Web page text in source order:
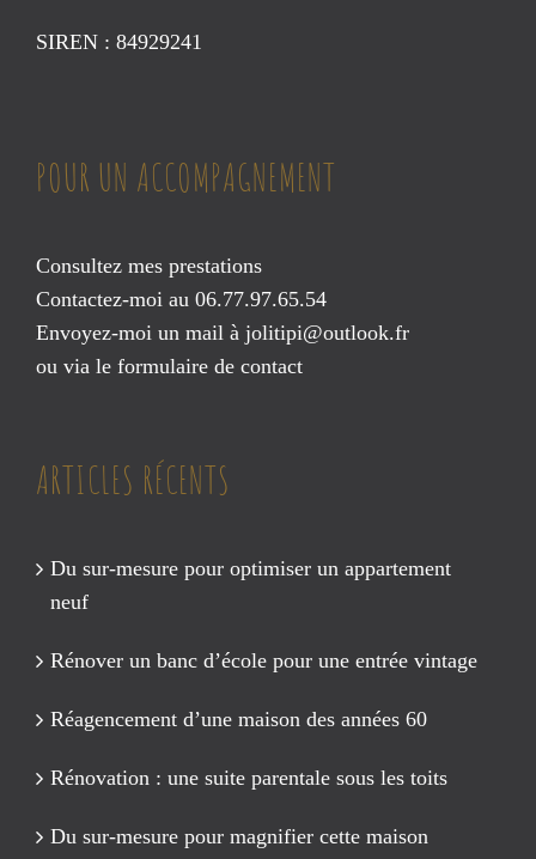
SIREN : 84929241
POUR UN ACCOMPAGNEMENT
Consultez mes prestations
Contactez-moi au 06.77.97.65.54
Envoyez-moi un mail à jolitipi@outlook.fr
ou via le formulaire de contact
ARTICLES RÉCENTS
Du sur-mesure pour optimiser un appartement
neuf
Rénover un banc d’école pour une entrée vintage
Réagencement d’une maison des années 60
Rénovation : une suite parentale sous les toits
Du sur-mesure pour magnifier cette maison